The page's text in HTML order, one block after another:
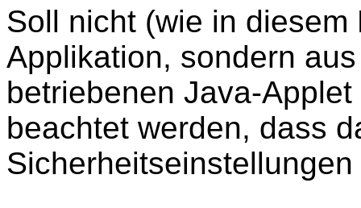
Soll nicht (wie in
Applikation, sondern
betriebenen Java-
beachtet werden, dass